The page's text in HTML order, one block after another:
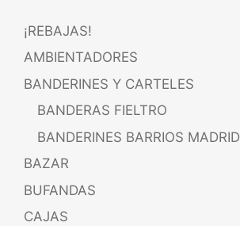
¡REBAJAS!
AMBIENTADORES
BANDERINES Y CARTELES
BANDERAS FIELTRO
BANDERINES BARRIOS MADRID
BAZAR
BUFANDAS
CAJAS